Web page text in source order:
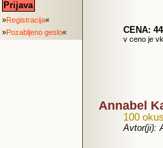
»Registracija«
»Pozabljeno geslo« CENA:
v ceno je
Annabel
100
Avtor(ji):